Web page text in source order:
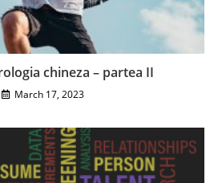
chineza – partea II
March 17, 2023